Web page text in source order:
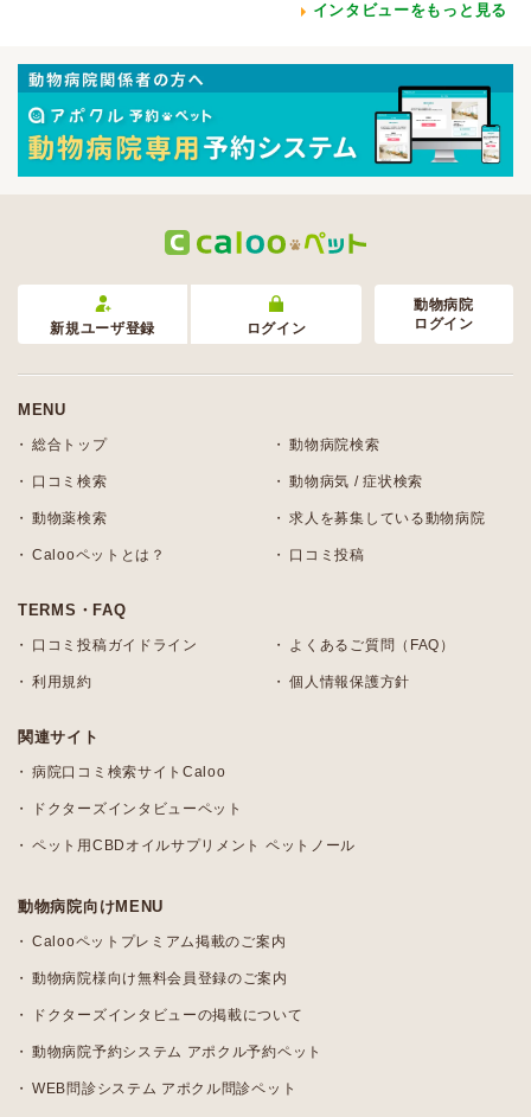
インタビューをもっと見る
新規ユーザ登録 ログイン
動物病院
ログイン
MENU
総合トップ 動物病院検索
口コミ検索 動物病気 / 症状検索
動物薬検索 求人を募集している動物病院
Calooペットとは？ 口コミ投稿
TERMS・FAQ
口コミ投稿ガイドライン よくあるご質問（FAQ）
利用規約 個人情報保護方針
関連サイト
病院口コミ検索サイトCaloo
ドクターズインタビューペット
ペット用CBDオイルサプリメント ペットノール
動物病院向けMENU
Calooペットプレミアム掲載のご案内
動物病院様向け無料会員登録のご案内
ドクターズインタビューの掲載について
動物病院予約システム アポクル予約ペット
WEB問診システム アポクル問診ペット